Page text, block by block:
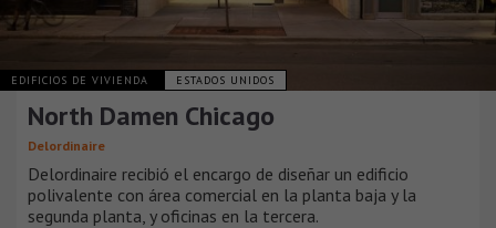
EDIFICIOS DE VIVIENDA ESTADOS UNIDOS
North Damen Chicago
Delordinaire
Delordinaire recibió el encargo de diseñar un edificio
polivalente con área comercial en la planta baja y la
segunda planta, y oficinas en la tercera.